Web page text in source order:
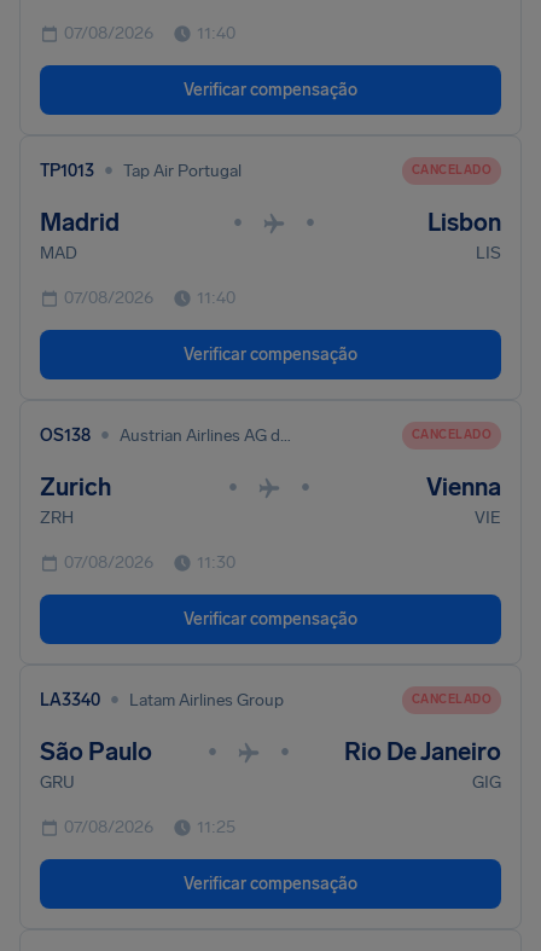
07/08/2026 11:40
Verificar compensação
TP1013 • Tap Air Portugal CANCELADO
Madrid • • Lisbon
MAD LIS
07/08/2026 11:40
Verificar compensação
OS138 • Austrian Airlines AG dba Austrian CANCELADO
Zurich • • Vienna
ZRH VIE
07/08/2026 11:30
Verificar compensação
LA3340 • Latam Airlines Group CANCELADO
São Paulo • • Rio De Janeiro
GRU GIG
07/08/2026 11:25
Verificar compensação